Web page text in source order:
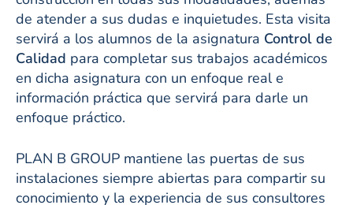
de atender a sus dudas e inquietudes. Esta visita
servirá a los alumnos de la asignatura Control de
Calidad para completar sus trabajos académicos
en dicha asignatura con un enfoque real e
información práctica que servirá para darle un
enfoque práctico.
PLAN B GROUP mantiene las puertas de sus
instalaciones siempre abiertas para compartir su
conocimiento y la experiencia de sus consultores